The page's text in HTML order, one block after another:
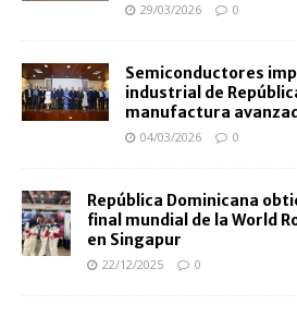
29/03/2026 0
Semiconductores
industrial de
manufactura
04/03/2026 0
República Dominicana
final mundial de la World
en Singapur
22/12/2025 0